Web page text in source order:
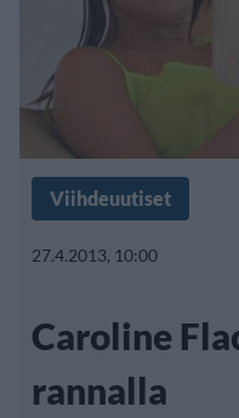
Viihdeuutiset
27.4.2013, 10:00
Caroline
rannalla